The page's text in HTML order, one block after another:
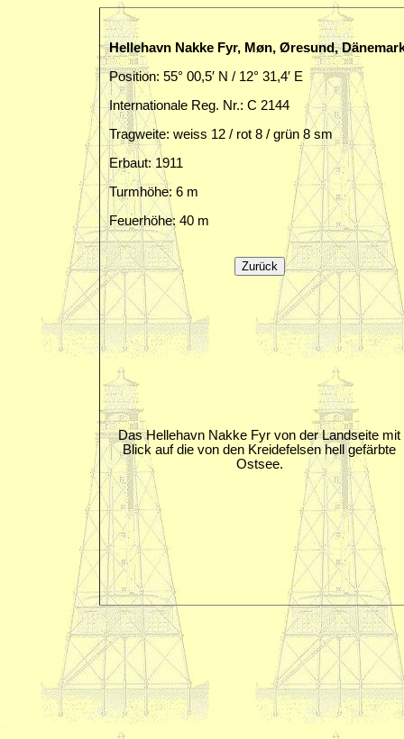
Hellehavn Nakke Fyr, Møn, Øresund,
Position: 55° 00,5′ N / 12° 31,4′ E
Internationale Reg. Nr.: C 2144
Tragweite: weiss 12 / rot 8 / grün 8 sm
Erbaut: 1911
Turmhöhe: 6 m
Feuerhöhe: 40 m
Das Hellehavn Nakke Fyr von der Landseite mit
Blick auf die von den Kreidefelsen hell gefärbte
Ostsee.